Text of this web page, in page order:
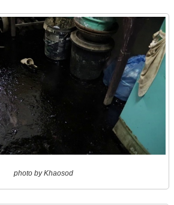
photo by Khaosod